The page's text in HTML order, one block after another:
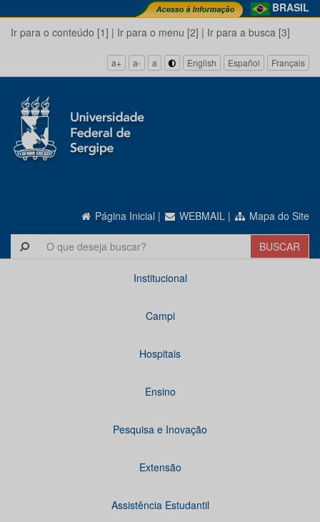
BRASIL
Ir para o conteúdo [1] | Ir para o menu [2] | Ir para a busca [3]
a+ a- a English Español Français
Página Inicial | WEBMAIL | Mapa do Site
Institucional
Campi
Hospitais
Ensino
Pesquisa e Inovação
Extensão
Assistência Estudantil